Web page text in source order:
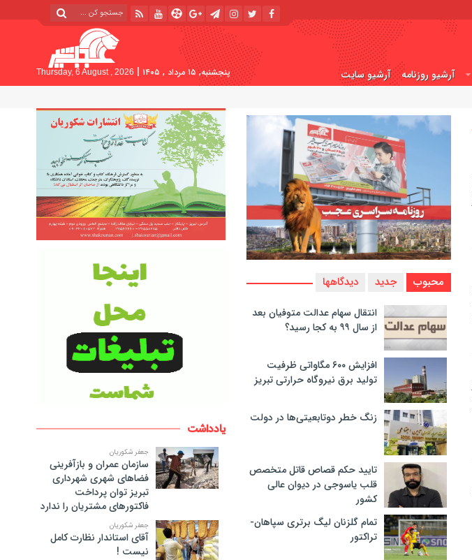
آرشیو روزنامه آرشیو سایت پنجشنبه, ۱۵ مرداد , ۱۴۰۵ |
Thursday, 6 August , 2026
محبوب جدید دیدگاهها
انتقال سهام عدالت متوفیان بعد
از سال ۹۹ به کجا رسید؟
افزایش ۶۰۰ مگاواتی ظرفیت
تولید برق نیروگاه حرارتی تبریز
زنگ خطر دوتابعیتی‌ها در دولت
تایید حکم قصاص قاتل متخصص
قلب یاسوجی در دیوان عالی
کشور
تمام گلزنان لیگ‌ برتری سپاهان-
تراکتور
یادداشت
جعفر شکوریان
سازمان عمران و بازآفرینی
فضاهای شهری شهرداری
تبریز توان پرداخت
فاکتورهای مشتریان را ندارد
جعفر شکوریان
آقای استاندار نظارت کامل
نیست !